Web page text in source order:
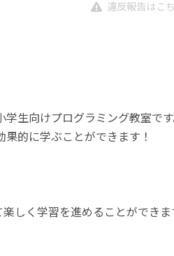
違反報告はこ
生向けプログラミング教室です
的に学ぶことができます！
しく学習を進めることができま